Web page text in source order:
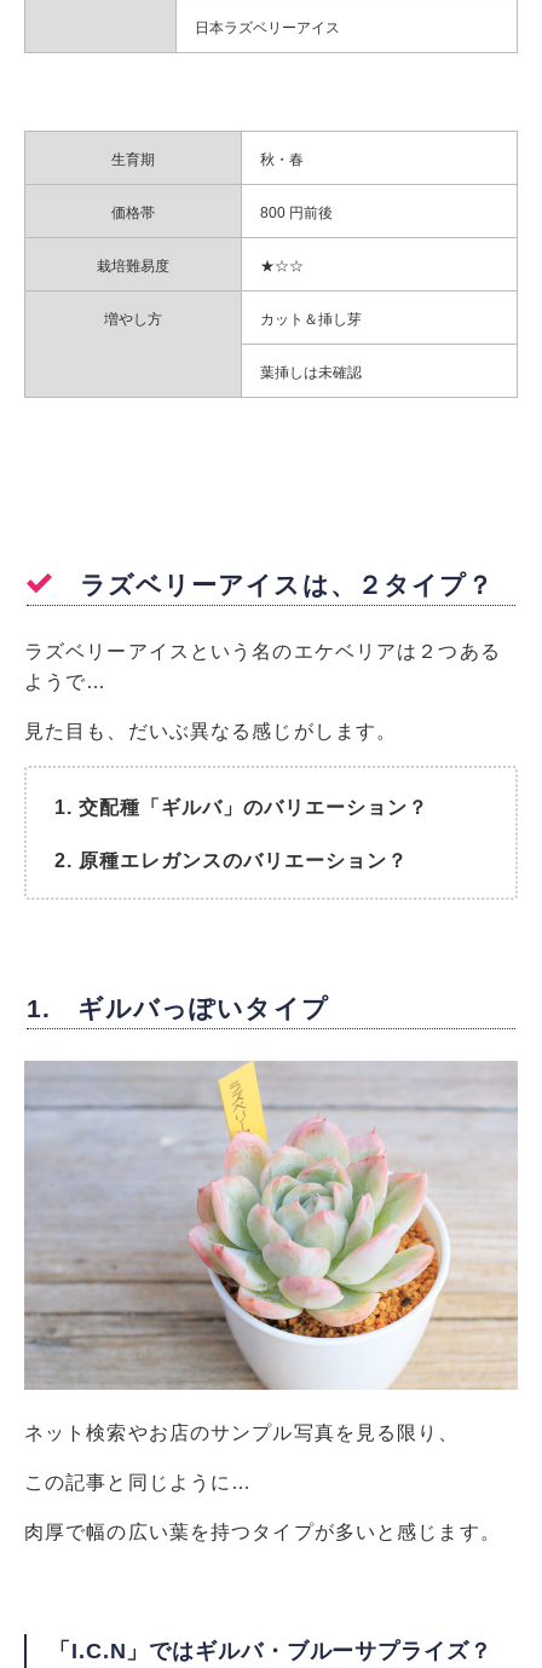
日本ラズベリーアイス
生育期 秋・春
価格帯 800 円前後
栽培難易度 ★☆☆
増やし方 カット＆挿し芽
葉挿しは未確認
ラズベリーアイスは、２タイプ？
ラズベリーアイスという名のエケベリアは２つある
ようで…
見た目も、だいぶ異なる感じがします。
交配種「ギルバ」のバリエーション？
原種エレガンスのバリエーション？
1. ギルバっぽいタイプ
ネット検索やお店のサンプル写真を見る限り、
この記事と同じように…
肉厚で幅の広い葉を持つタイプが多いと感じます。
「I.C.N」ではギルバ・ブルーサプライズ？